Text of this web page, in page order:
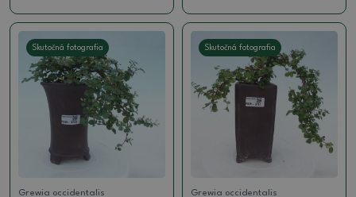
Skutočná fotografia
Grewia occidentalis
Skutočná fotografia
Grewia occidentalis